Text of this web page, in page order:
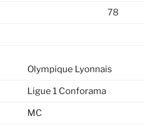
78
Olympique Lyonnais
Ligue 1 Conforama
MC